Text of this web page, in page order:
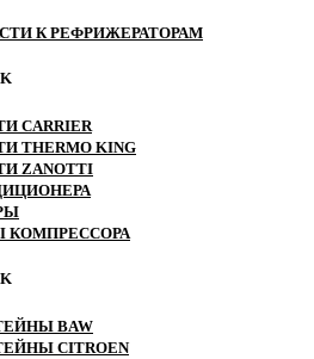
К РЕФРИЖЕРАТОРАМ
CARRIER
THERMO KING
ZANOTTI
BAW
CITROEN